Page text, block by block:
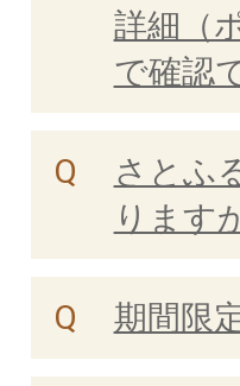
詳細（
で確認
さとふ
ります
期間限